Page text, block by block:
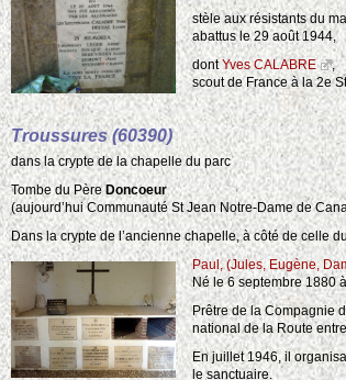
stèle aux résistants du
abattus le 29 août 1944,
dontYves CALABRE
,
scout de France à la 2e
Troussures (60390)
dans la crypte de la chapelle du parc
Tombe du PèreDoncoeur
(aujourd’hui Communauté St Jean Notre-Dame de
Dans la crypte de l’ancienne chapelle, à côté de celle
Paul, (Jules, Eugène,
Né le 6 septembre 1880
Prêtre de la Compagnie
national de la Route
En juillet 1946, il
le sanctuaire.